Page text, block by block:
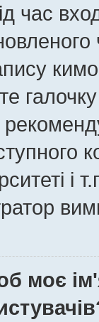
час
і
моє